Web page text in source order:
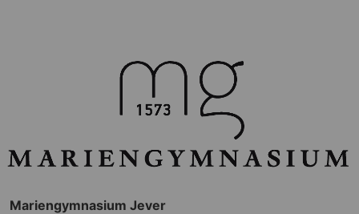
Mariengymnasium Jever